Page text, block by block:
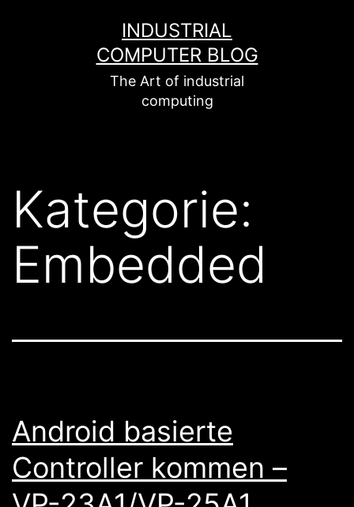
INDUSTRIAL
COMPUTER BLOG
The Art of industrial
computing
Kategorie:
Embedded
Android basierte
Controller kommen –